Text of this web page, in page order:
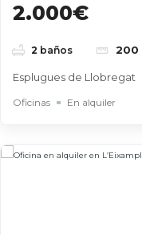
2.000€
2 baños 200
Esplugues de Llobregat
Oficinas En alquiler